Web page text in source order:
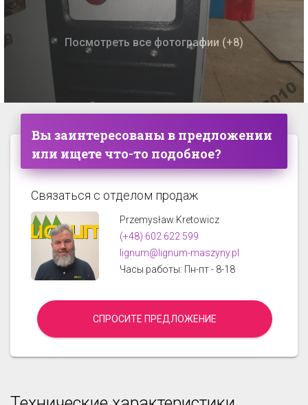
Посмотреть все фотографии (+8)
Вы заинтересованы в предложении
или ищете что-то подобное?
Связаться с отделом продаж
Przemysław Kretowicz
(+48) 602 622 599
lignum@lignum-maszyny.pl
Часы работы: Пн-пт - 8-18
СПРОСИТЕ ПРЕДЛОЖЕНИЕ